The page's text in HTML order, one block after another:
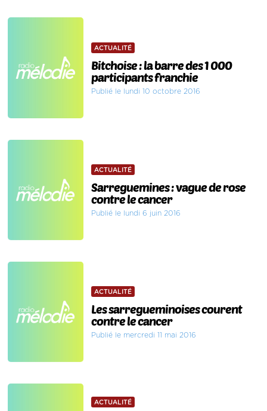
ACTUALITÉ
Bitchoise : la barre des 1 000
participants franchie
Publié le lundi 10 octobre 2016
ACTUALITÉ
Sarreguemines : vague de rose
contre le cancer
Publié le lundi 6 juin 2016
ACTUALITÉ
Les sarregueminoises courent
contre le cancer
Publié le mercredi 11 mai 2016
ACTUALITÉ